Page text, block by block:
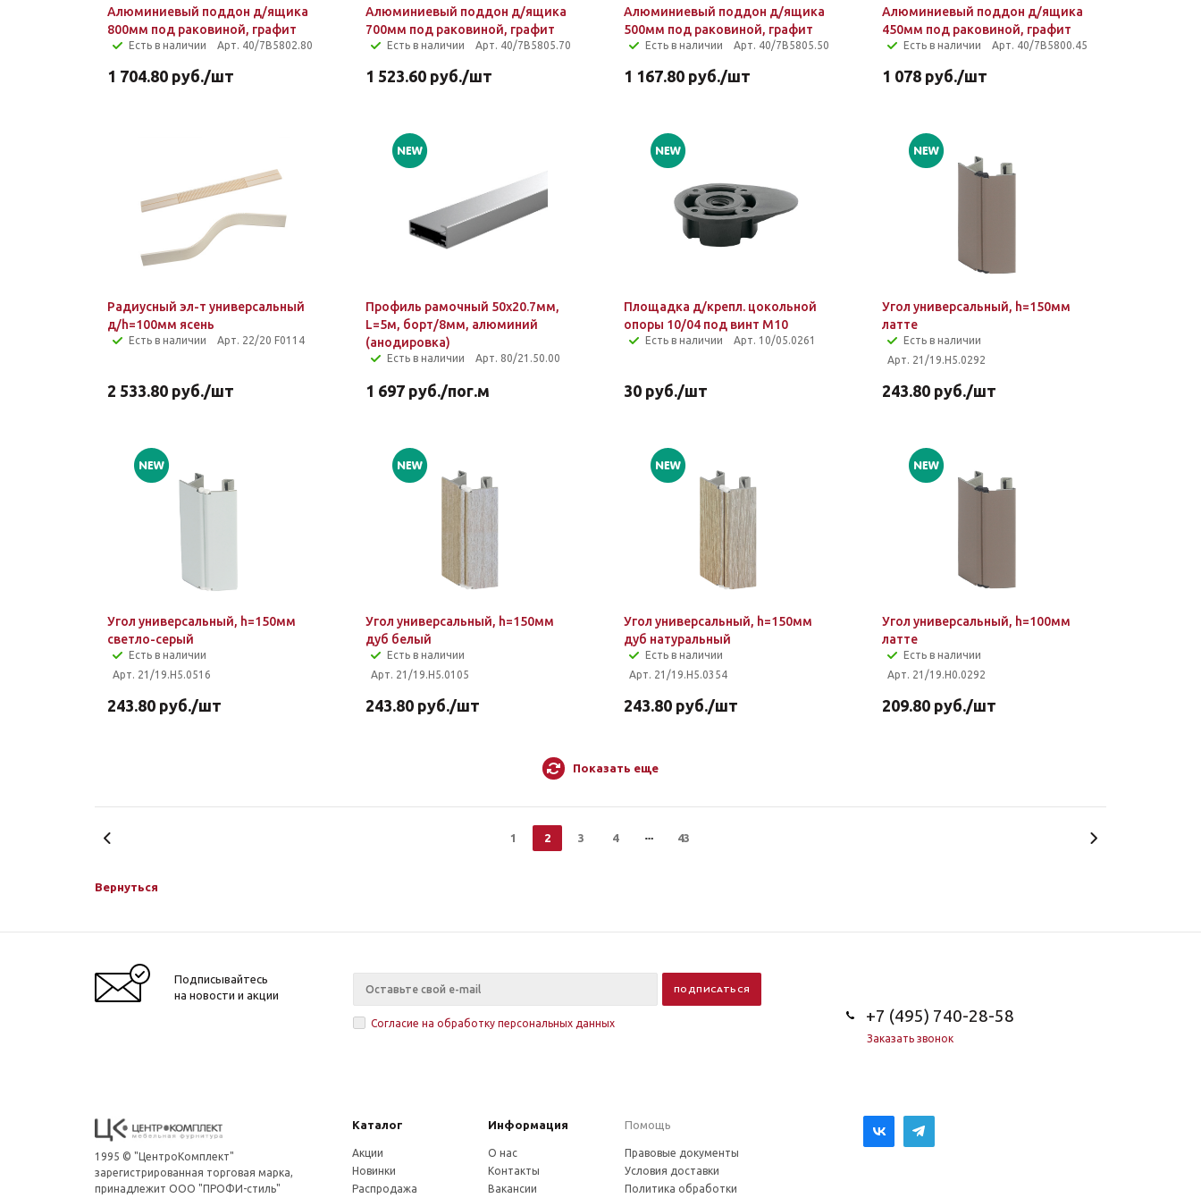
Алюминиевый поддон д/ящика
800мм под раковиной, графит
Есть в наличии Арт. 40/7B5802.80
1 704.80 руб./шт
Алюминиевый поддон д/ящика
700мм под раковиной, графит
Есть в наличии Арт. 40/7B5805.70
1 523.60 руб./шт
Алюминиевый поддон д/ящика
500мм под раковиной, графит
Есть в наличии Арт. 40/7B5805.50
1 167.80 руб./шт
Алюминиевый поддон д/ящика
450мм под раковиной, графит
Есть в наличии Арт. 40/7B5800.45
1 078 руб./шт
Радиусный эл-т универсальный
д/h=100мм ясень
Есть в наличии Арт. 22/20 F0114
2 533.80 руб./шт
Профиль рамочный 50х20.7мм,
L=5м, борт/8мм, алюминий
(анодировка)
Есть в наличии Арт. 80/21.50.00
1 697 руб./пог.м
Площадка д/крепл. цокольной
опоры 10/04 под винт M10
Есть в наличии Арт. 10/05.0261
30 руб./шт
Угол универсальный, h=150мм
латте
Есть в наличии
Арт. 21/19.H5.0292
243.80 руб./шт
Угол универсальный, h=150мм
светло-серый
Есть в наличии
Арт. 21/19.H5.0516
243.80 руб./шт
Угол универсальный, h=150мм
дуб белый
Есть в наличии
Арт. 21/19.H5.0105
243.80 руб./шт
Угол универсальный, h=150мм
дуб натуральный
Есть в наличии
Арт. 21/19.H5.0354
243.80 руб./шт
Угол универсальный, h=100мм
латте
Есть в наличии
Арт. 21/19.H0.0292
209.80 руб./шт
Показать еще
1 2 3 4 43
Вернуться
Подписывайтесь
на новости и акции
Согласие на обработку персональных данных +7 (495) 740-28-58
Заказать звонок
1995 © "ЦентроКомплект"
зарегистрированная торговая марка,
принадлежит ООО "ПРОФИ-стиль"
Каталог Информация Помощь
Акции
Новинки
Распродажа
О нас
Контакты
Вакансии
Правовые документы
Условия доставки
Политика обработки